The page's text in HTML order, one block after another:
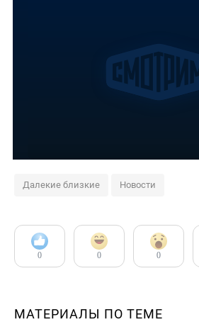
Далекие близкие Новости
0 0 0
МАТЕРИАЛЫ ПО ТЕМЕ